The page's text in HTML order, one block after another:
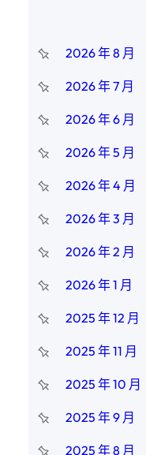
2026 年 8 月
2026 年 7 月
2026 年 6 月
2026 年 5 月
2026 年 4 月
2026 年 3 月
2026 年 2 月
2026 年 1 月
2025 年 12 月
2025 年 11 月
2025 年 10 月
2025 年 9 月
2025 年 8 月